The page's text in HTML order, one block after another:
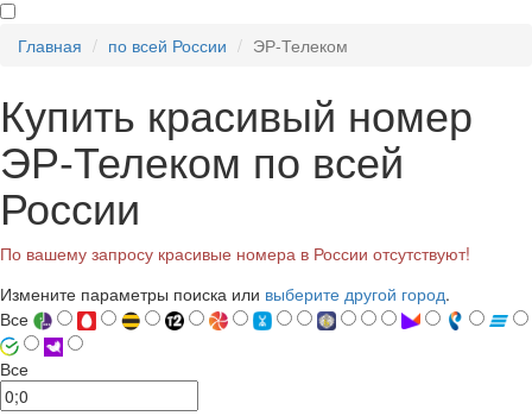
Главная по всей России ЭР-Телеком
Купить красивый номер
ЭР-Телеком по всей
России
По вашему запросу красивые номера в России отсутствуют!
Измените параметры поиска или выберите другой город.
Все
Все